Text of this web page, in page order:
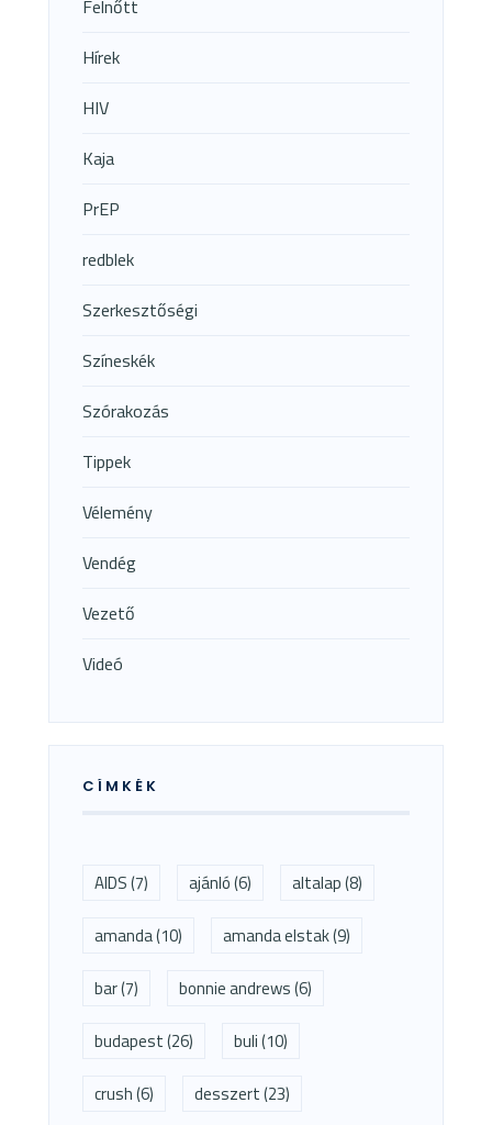
Felnőtt
Hírek
HIV
Kaja
PrEP
redblek
Szerkesztőségi
Színeskék
Szórakozás
Tippek
Vélemény
Vendég
Vezető
Videó
CÍMKÉK
AIDS(7) ajánló(6) altalap(8)
amanda(10) amanda elstak(9)
bar(7) bonnie andrews(6)
budapest(26) buli(10)
crush(6) desszert(23)